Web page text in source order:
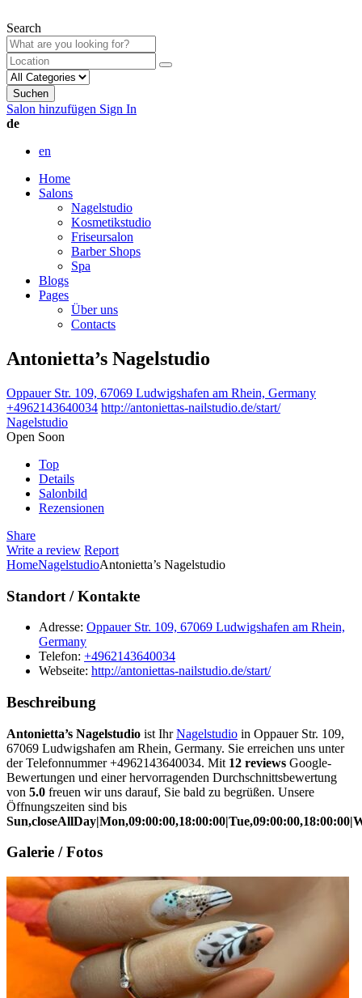
Search
Suchen
Salon hinzufügen Sign In
de
en
Home
Salons
Nagelstudio
Kosmetikstudio
Friseursalon
Barber Shops
Spa
Blogs
Pages
Über uns
Contacts
Antonietta’s Nagelstudio
Oppauer Str. 109, 67069 Ludwigshafen am Rhein, Germany
+4962143640034 http://antoniettas-nailstudio.de/start/
Nagelstudio
Open Soon
Top
Details
Salonbild
Rezensionen
Share
Write a review Report
HomeNagelstudioAntonietta’s Nagelstudio
Standort / Kontakte
Adresse: Oppauer Str. 109, 67069 Ludwigshafen am Rhein,
Germany
Telefon: +4962143640034
Webseite: http://antoniettas-nailstudio.de/start/
Beschreibung
Antonietta’s Nagelstudio ist IhrNagelstudio in Oppauer Str. 109,
67069 Ludwigshafen am Rhein, Germany. Sie erreichen uns unter
der Telefonnummer +4962143640034. Mit 12 reviews Google-
Bewertungen und einer hervorragenden Durchschnittsbewertung
von 5.0 freuen wir uns darauf, Sie bald zu begrüßen. Unsere
Öffnungszeiten sind bis
Galerie / Fotos